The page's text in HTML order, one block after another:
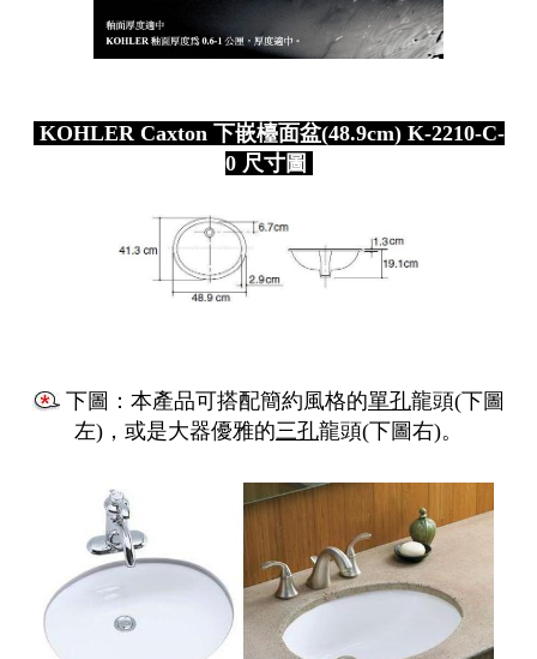
KOHLER Caxton 下嵌檯面盆(48.9cm) K-2210-C-
0 尺寸圖
下圖：本產品可搭配簡約風格的單孔龍頭(下圖
左)，或是大器優雅的三孔龍頭(下圖右)。